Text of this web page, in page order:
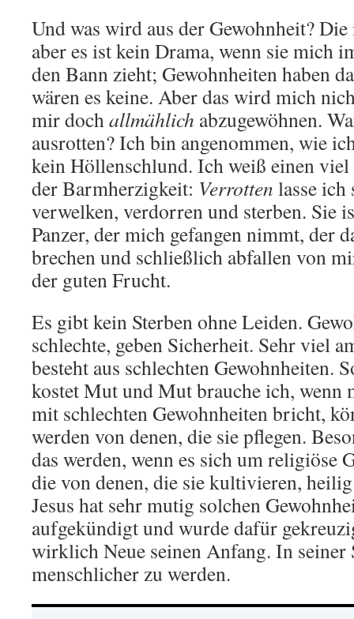
Und was wird aus der Gewohnheit?
aber es ist kein Drama, wenn sie mich
den Bann zieht; Gewohnheiten haben
wären es keine. Aber das wird mich
mir dochallmählich abzugewöhnen.
ausrotten? Ich bin angenommen, wie
kein Höllenschlund. Ich weiß einen viel
der Barmherzigkeit: Verrotten lasse ich
verwelken, verdorren und sterben. Sie
Panzer, der mich gefangen nimmt, der
brechen und schließlich abfallen von
der guten Frucht.
Es gibt kein Sterben ohne Leiden.
schlechte, geben Sicherheit. Sehr viel
besteht aus schlechten Gewohnheiten.
kostet Mut und Mut brauche ich, wenn
mit schlechten Gewohnheiten bricht,
werden von denen, die sie pflegen.
das werden, wenn es sich um religiöse
die von denen, die sie kultivieren,
Jesus hat sehr mutig solchen
aufgekündigt und wurde dafür
wirklich Neue seinen Anfang. In
menschlicher zu werden.